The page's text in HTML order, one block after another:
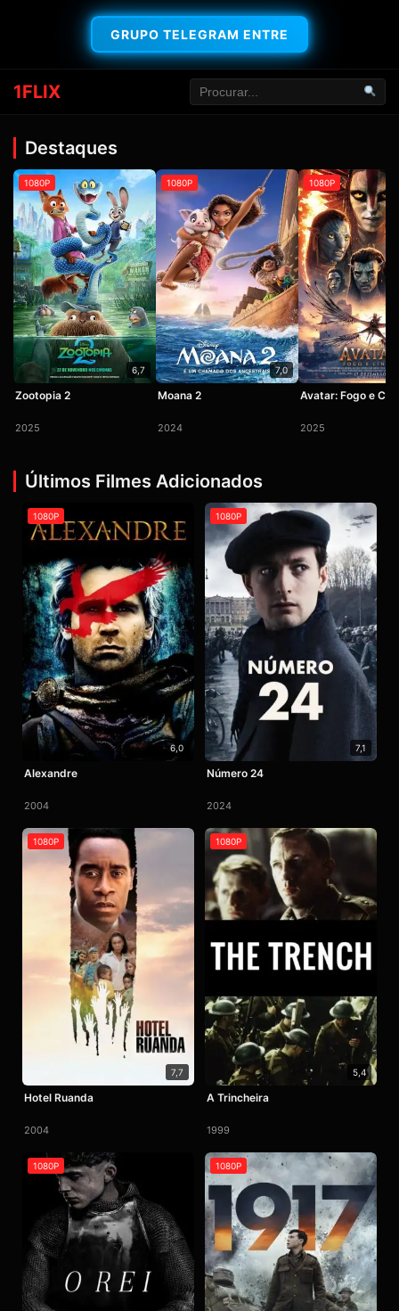
GRUPO TELEGRAM ENTRE
1FLIX
Destaques
1080P
6,7
Zootopia 2
2025
1080P
7,0
Moana 2
2024
1080P
Avatar: Fogo e
2025
Últimos Filmes Adicionados
1080P
6,0
Alexandre
2004
1080P
7,1
Número 24
2024
1080P
7,7
Hotel Ruanda
2004
1080P
5,4
A Trincheira
1999
1080P 1080P